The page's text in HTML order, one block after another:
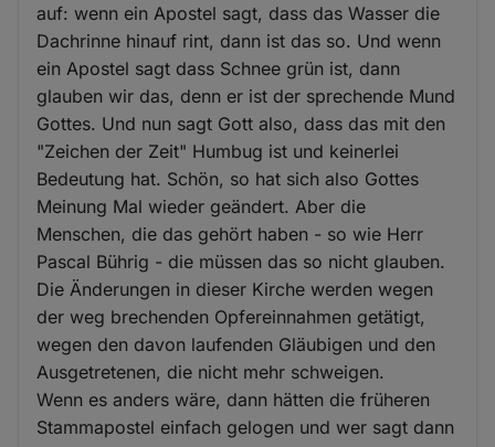
auf: wenn ein Apostel sagt, dass das Wasser die
Dachrinne hinauf rint, dann ist das so. Und wenn
ein Apostel sagt dass Schnee grün ist, dann
glauben wir das, denn er ist der sprechende Mund
Gottes. Und nun sagt Gott also, dass das mit den
"Zeichen der Zeit" Humbug ist und keinerlei
Bedeutung hat. Schön, so hat sich also Gottes
Meinung Mal wieder geändert. Aber die
Menschen, die das gehört haben - so wie Herr
Pascal Bührig - die müssen das so nicht glauben.
Die Änderungen in dieser Kirche werden wegen
der weg brechenden Opfereinnahmen getätigt,
wegen den davon laufenden Gläubigen und den
Ausgetretenen, die nicht mehr schweigen.
Wenn es anders wäre, dann hätten die früheren
Stammapostel einfach gelogen und wer sagt dann